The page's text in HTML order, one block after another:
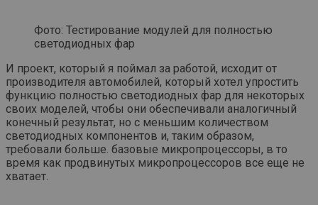
Фото: Тестирование модулей для полностью
светодиодных фар
И проект, который я поймал за работой, исходит от
производителя автомобилей, который хотел упростить
функцию полностью светодиодных фар для некоторых
своих моделей, чтобы они обеспечивали аналогичный
конечный результат, но с меньшим количеством
светодиодных компонентов и, таким образом,
требовали больше. базовые микропроцессоры, в то
время как продвинутых микропроцессоров все еще не
хватает.